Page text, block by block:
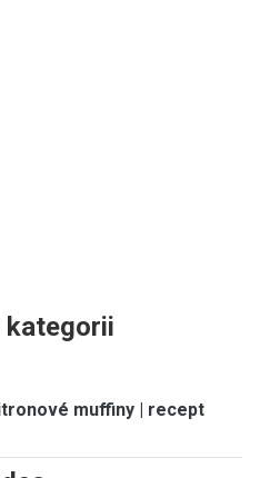
kategorii
muffiny | recept